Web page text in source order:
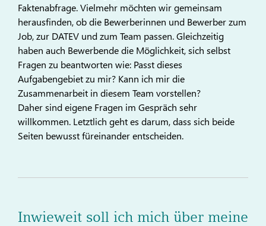
Faktenabfrage. Vielmehr möchten wir gemeinsam
herausfinden, ob die Bewerberinnen und Bewerber zum
Job, zur DATEV und zum Team passen. Gleichzeitig
haben auch Bewerbende die Möglichkeit, sich selbst
Fragen zu beantworten wie: Passt dieses
Aufgabengebiet zu mir? Kann ich mir die
Zusammenarbeit in diesem Team vorstellen?
Daher sind eigene Fragen im Gespräch sehr
willkommen. Letztlich geht es darum, dass sich beide
Seiten bewusst füreinander entscheiden.
Inwieweit soll ich mich über meine